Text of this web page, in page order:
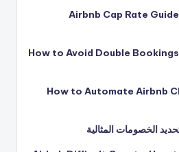
Airbnb Cap Rate
How to Avoid Double
How to Automate Airbnb